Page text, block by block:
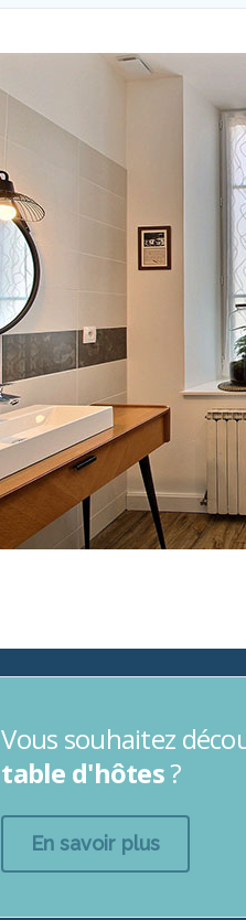
Vous souhaitez
table d'hôtes?
En savoir plus